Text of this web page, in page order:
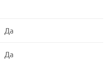
Да
Да